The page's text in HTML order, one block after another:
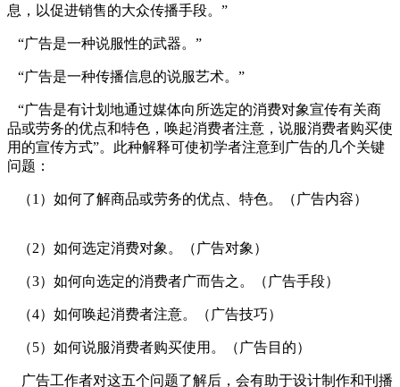
息，以促进销售的大众传播手段。”
“广告是一种说服性的武器。”
“广告是一种传播信息的说服艺术。”
“广告是有计划地通过媒体向所选定的消费对象宣传有关商
品或劳务的优点和特色，唤起消费者注意，说服消费者购买使
用的宣传方式”。此种解释可使初学者注意到广告的几个关键
问题：
（1）如何了解商品或劳务的优点、特色。（广告内容）
（2）如何选定消费对象。（广告对象）
（3）如何向选定的消费者广而告之。（广告手段）
（4）如何唤起消费者注意。（广告技巧）
（5）如何说服消费者购买使用。（广告目的）
广告工作者对这五个问题了解后，会有助于设计制作和刊播